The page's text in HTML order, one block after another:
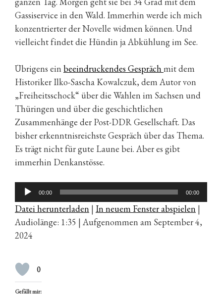
Gassiservice in den Wald. Immerhin werde ich mich
konzentrierter der Novelle widmen können. Und
vielleicht findet die Hündin ja Abkühlung im See.
Übrigens ein beeindruckendes Gesprächmit dem
Historiker Ilko-Sascha Kowalczuk, dem Autor von
„Freiheitsschock“ über die Wahlen im Sachsen und
Thüringen und über die geschichtlichen
Zusammenhänge der Post-DDR Gesellschaft. Das
bisher erkenntnisreichste Gespräch über das Thema.
Es trägt nicht für gute Laune bei. Aber es gibt
immerhin Denkanstösse.
Audio-
Player
00:00 00:00
Datei herunterladen | In neuem Fenster abspielen |
Audiolänge: 1:35 | Aufgenommen am September 4,
2024
0
Gefällt mir: